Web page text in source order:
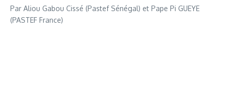
Par Aliou Gabou Cissé (Pastef Sénégal) et Pape Pi GUEYE
(PASTEF France)